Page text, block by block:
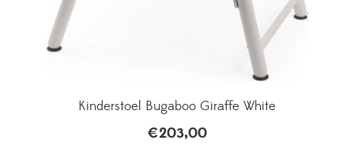
Kinderstoel Bugaboo Giraffe White
€203,00